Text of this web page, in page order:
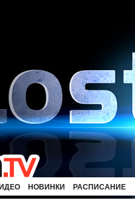
НОВИНКИ РАСПИСАНИЕ